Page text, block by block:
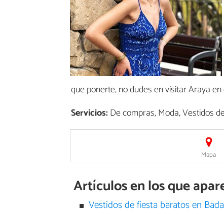
que ponerte, no dudes en visitar Araya
Servicios:De compras, Moda, Vestidos
Mapa
Artículos en los que
Vestidos de fiesta baratos en